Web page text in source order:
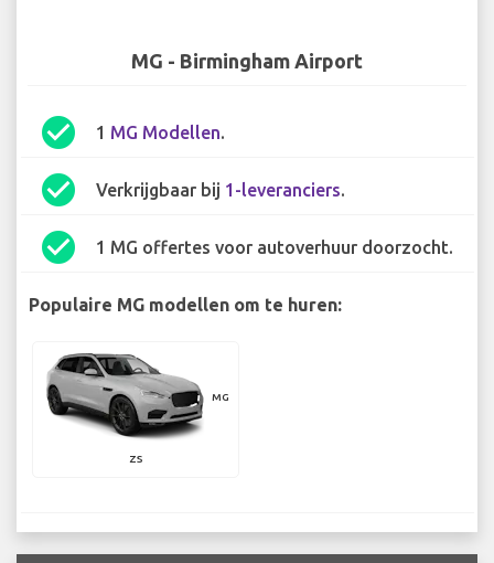
MG - Birmingham Airport
check_circle 1 MG Modellen.
check_circle Verkrijgbaar bij 1-leveranciers.
check_circle 1 MG offertes voor autoverhuur doorzocht.
Populaire MG modellen om te huren:
MG
ZS